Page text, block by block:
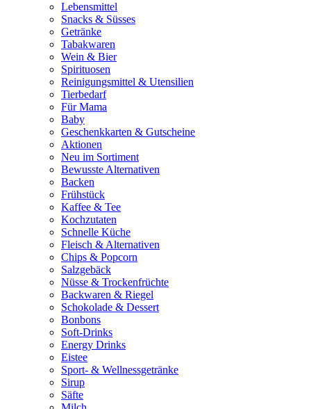
Lebensmittel
Snacks & Süsses
Getränke
Tabakwaren
Wein & Bier
Spirituosen
Reinigungsmittel & Utensilien
Tierbedarf
Für Mama
Baby
Geschenkkarten & Gutscheine
Aktionen
Neu im Sortiment
Bewusste Alternativen
Backen
Frühstück
Kaffee & Tee
Kochzutaten
Schnelle Küche
Fleisch & Alternativen
Chips & Popcorn
Salzgebäck
Nüsse & Trockenfrüchte
Backwaren & Riegel
Schokolade & Dessert
Bonbons
Soft-Drinks
Energy Drinks
Eistee
Sport- & Wellnessgetränke
Sirup
Säfte